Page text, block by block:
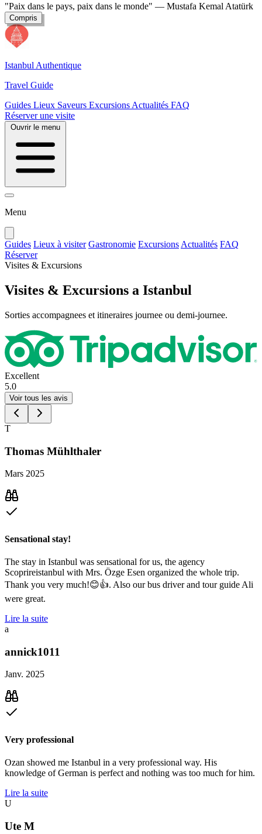
"Paix dans le pays, paix dans le monde" — Mustafa Kemal Atatürk
Compris
Istanbul Authentique
Travel Guide
Guides Lieux Saveurs Excursions Actualités FAQ
Réserver une visite
Ouvrir le menu
Menu
Guides Lieux à visiter Gastronomie Excursions Actualités FAQ
Réserver
Visites & Excursions
Visites & Excursions a Istanbul
Sorties accompagnees et itineraires journee ou demi-journee.
Excellent
5.0
Voir tous les avis
T
Thomas Mühlthaler
Mars 2025
Sensational stay!
The stay in Istanbul was sensational for us, the agency
Scoprireistanbul with Mrs. Özge Esen organized the whole trip.
Thank you very much!😊👍. Also our bus driver and tour guide Ali
were great.
Lire la suite
a
annick1011
Janv. 2025
Very professional
Ozan showed me Istanbul in a very professional way. His
knowledge of German is perfect and nothing was too much for him.
Lire la suite
U
Ute M